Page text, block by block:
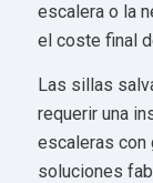
escalera o la
el coste final
Las sillas
requerir una
escaleras
soluciones